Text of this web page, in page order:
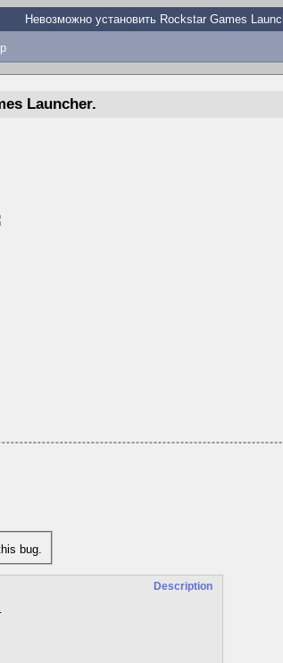
Невозможно установить Rockstar Games
Launcher.
bug.
Description